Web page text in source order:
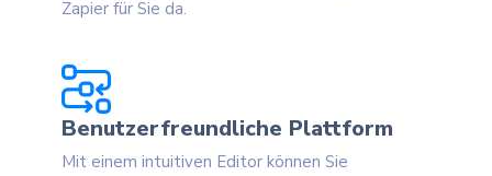
Zapier für Sie da.
Benutzerfreundliche Plattform
Mit einem intuitiven Editor können Sie